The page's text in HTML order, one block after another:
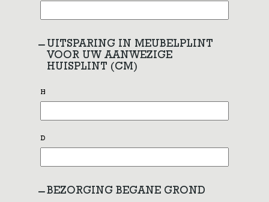
UITSPARING IN MEUBELPLINT
VOOR UW AANWEZIGE
HUISPLINT (CM)
H
D
BEZORGING BEGANE GROND